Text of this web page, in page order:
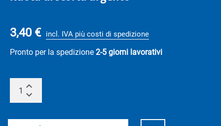
3,40 € incl. IVA più costi di spedizione
Pronto per la spedizione 2-5 giorni lavorativi